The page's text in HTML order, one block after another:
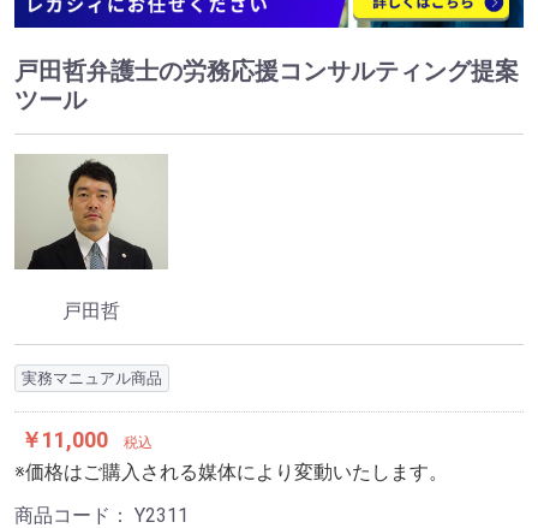
戸田哲弁護士の労務応援コンサルティング提案
ツール
戸田哲
実務マニュアル商品
￥11,000 税込
※価格はご購入される媒体により変動いたします。
商品コード： Y2311